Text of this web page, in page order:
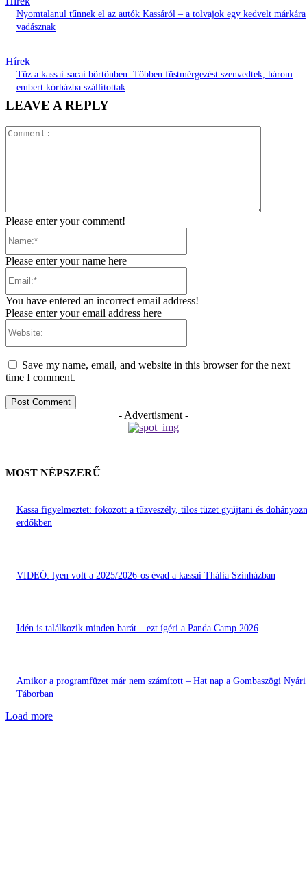
Nyomtalanul tűnnek el az autók Kassáról – a tolvajok egy kedvelt márkára
vadásznak
Hírek
Tűz a kassai-sacai börtönben: Többen füstmérgezést szenvedtek, három
embert kórházba szállítottak
LEAVE A REPLY
Please enter your comment!
Please enter your name here
You have entered an incorrect email address!
Please enter your email address here
Save my name, email, and website in this browser for the next
time I comment.
- Advertisment -
MOST NÉPSZERŰ
Kassa figyelmeztet: fokozott a tűzveszély, tilos tüzet gyújtani és
erdőkben
VIDEÓ: lyen volt a 2025/2026-os évad a kassai Thália Színházban
Idén is találkozik minden barát – ezt ígéri a Panda Camp 2026
Amikor a programfüzet már nem számított – Hat nap a Gombaszögi Nyári
Táborban
Load more